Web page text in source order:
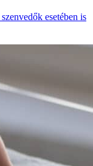
esetében is